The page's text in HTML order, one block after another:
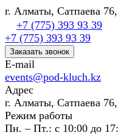
г. Алматы, Сатпаева
+7 (775) 393 93 39
+7 (775) 393 93 39
Заказать звонок
E-mail
events@pod-kluch.kz
Адрес
г. Алматы, Сатпаева
Режим работы
Пн. – Пт.: с 10:00 до